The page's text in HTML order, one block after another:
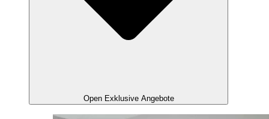
Open Exklusive Angebote